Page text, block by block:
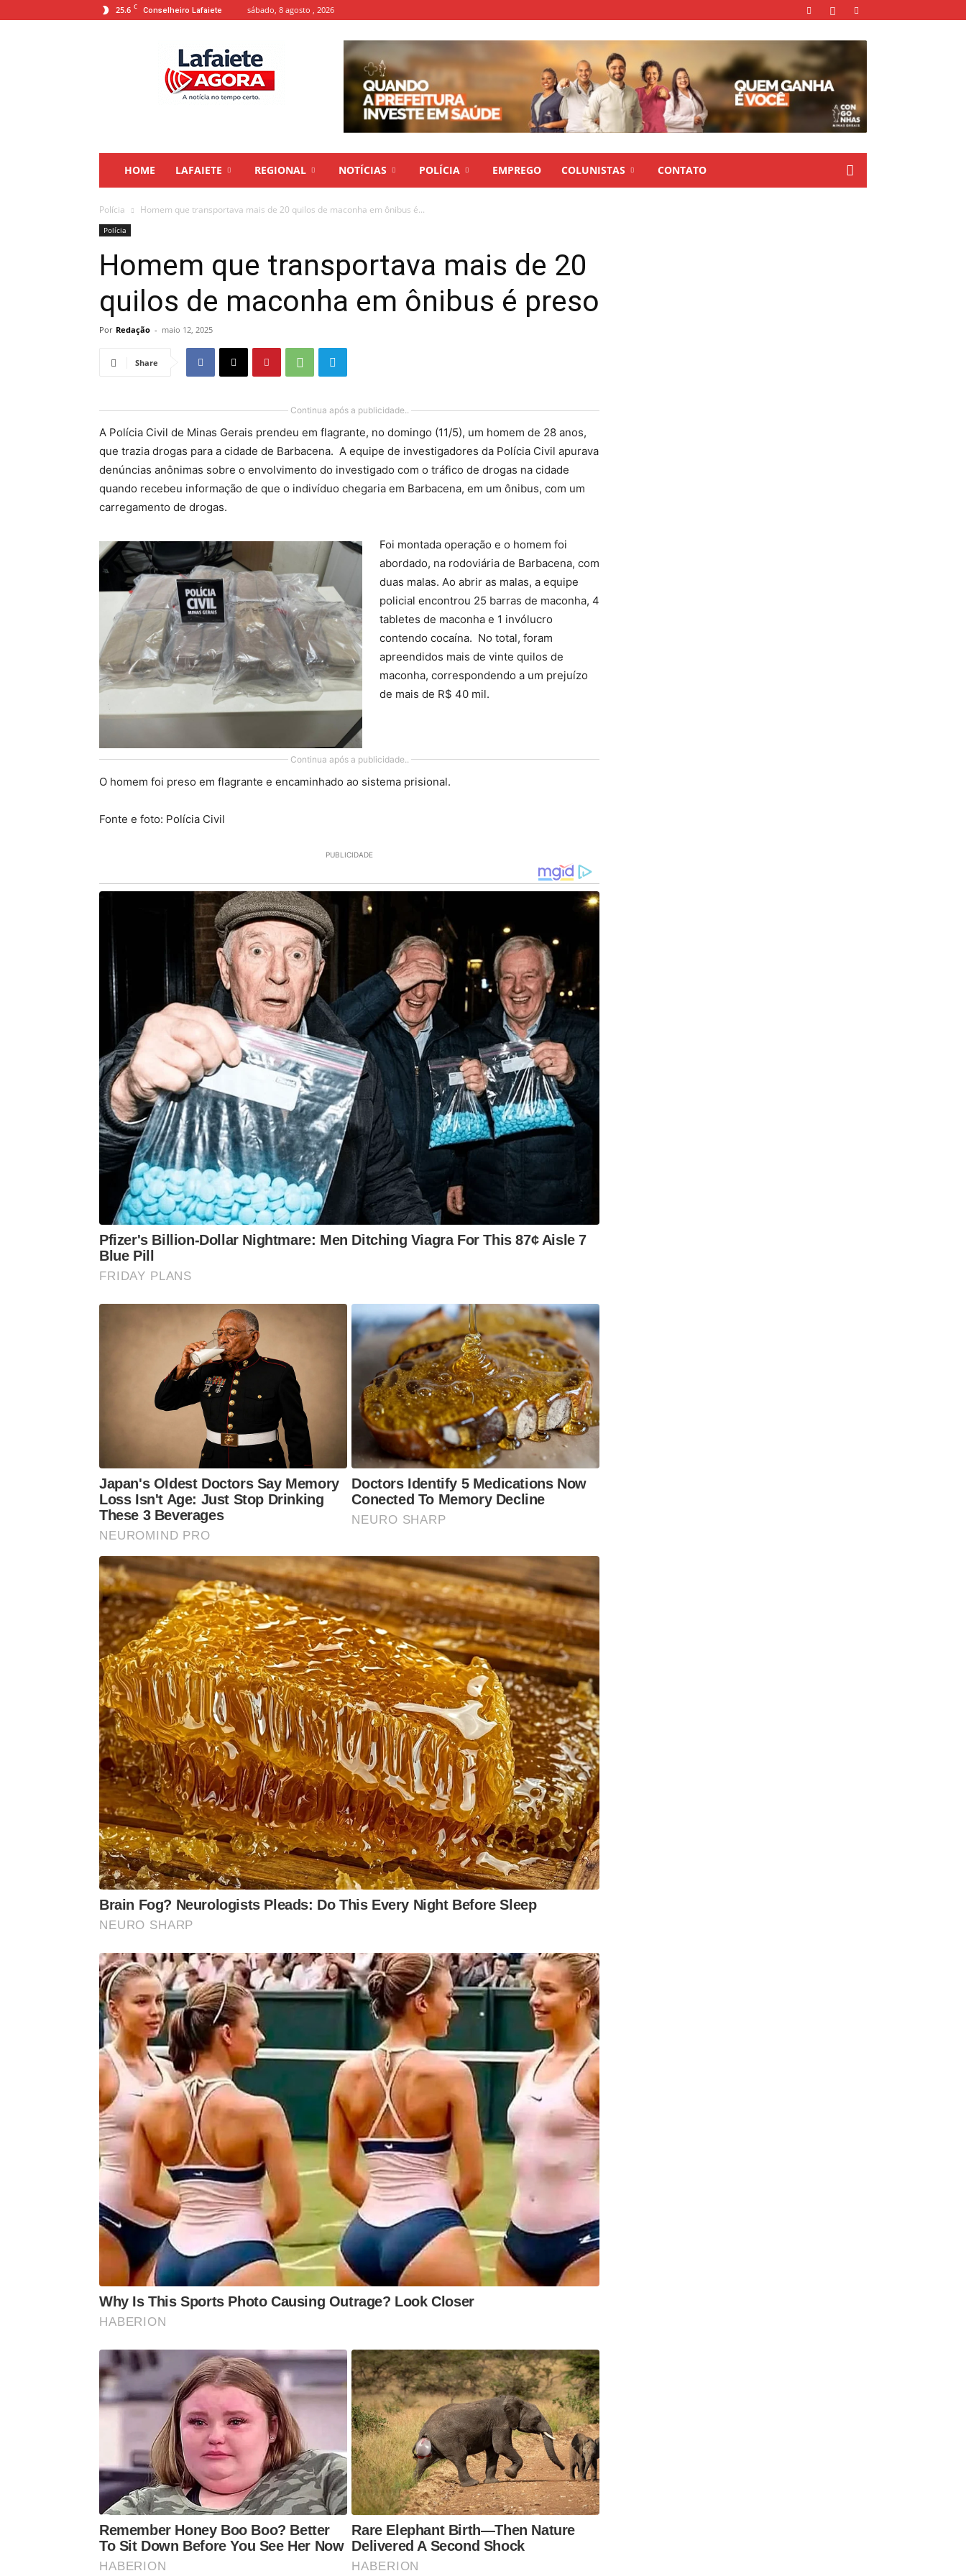
25.6 C Conselheiro Lafaiete sábado, 8 agosto , 2026
HOME LAFAIETE REGIONAL NOTÍCIAS POLÍCIA EMPREGO COLUNISTAS CONTATO
Polícia Homem que transportava mais de 20 quilos de maconha em ônibus é...
Polícia
Homem que transportava mais de 20
quilos de maconha em ônibus é preso
Por Redação - maio 12, 2025
Share
Continua após a publicidade..
A Polícia Civil de Minas Gerais prendeu em flagrante, no domingo (11/5), um homem de 28 anos,
que trazia drogas para a cidade de Barbacena. A equipe de investigadores da Polícia Civil apurava
denúncias anônimas sobre o envolvimento do investigado com o tráfico de drogas na cidade
quando recebeu informação de que o indivíduo chegaria em Barbacena, em um ônibus, com um
carregamento de drogas.
Foi montada operação e o homem foi
abordado, na rodoviária de Barbacena, com
duas malas. Ao abrir as malas, a equipe
policial encontrou 25 barras de maconha, 4
tabletes de maconha e 1 invólucro
contendo cocaína. No total, foram
apreendidos mais de vinte quilos de
maconha, correspondendo a um prejuízo
de mais de R$ 40 mil.
Continua após a publicidade..
O homem foi preso em flagrante e encaminhado ao sistema prisional.
Fonte e foto: Polícia Civil
PUBLICIDADE